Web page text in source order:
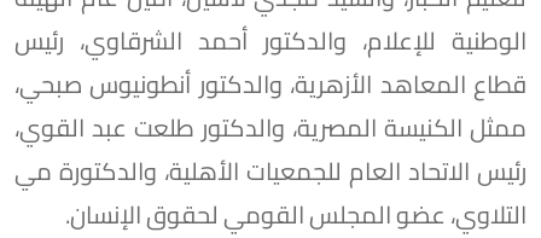
الوطنية للإعلام، والدكتور أحمد الشرقاوي، رئيس
قطاع المعاهد الأزهرية، والدكتور أنطونيوس صبحي،
ممثل الكنيسة المصرية، والدكتور طلعت عبد القوي،
رئيس الاتحاد العام للجمعيات الأهلية، والدكتورة مي
التلاوي، عضو المجلس القومي لحقوق الإنسان.